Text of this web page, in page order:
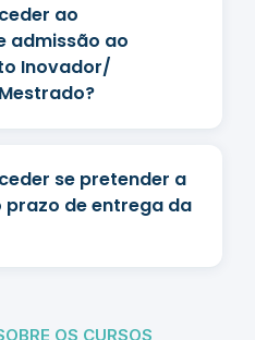
ao
admissão ao
Inovador/
se pretender a
de entrega da
OS CURSOS